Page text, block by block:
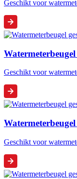
Geschikt voor
Geschikt voor
Geschikt voor